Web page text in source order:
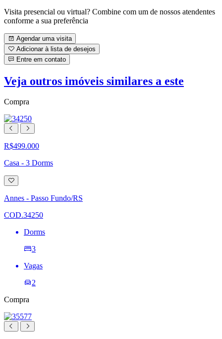
Visita presencial ou virtual? Combine com um de nossos atendentes
conforme a sua preferência
Agendar uma visita
Adicionar à lista de desejos
Entre em contato
Veja outros imóveis similares a este
Compra
R$499.000
Casa - 3 Dorms
Adicionar
à
lista
de
Annes - Passo Fundo/RS
COD.34250
Dorms
3
Vagas
2
Compra